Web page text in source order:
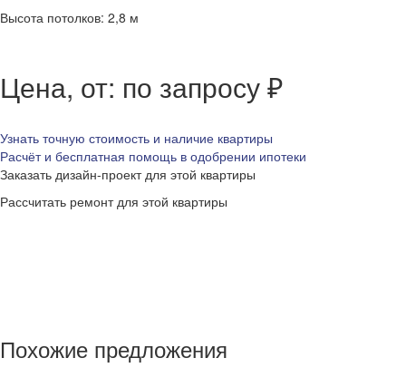
Высота потолков: 2,8 м
Цена, от: по запросу ₽
Узнать точную стоимость и наличие квартиры
Расчёт и бесплатная помощь в одобрении ипотеки
Заказать дизайн-проект для этой квартиры
Рассчитать ремонт для этой квартиры
Похожие предложения